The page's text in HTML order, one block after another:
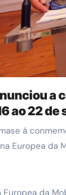
a
ao 22 de
Europea
Europea da